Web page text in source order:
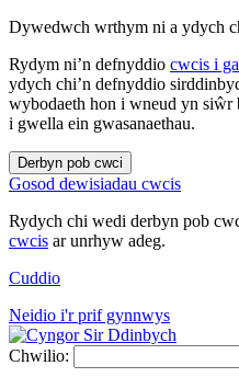
Dywedwch wrthym ni a ydych
Rydym ni’n defnyddio cwcis i
ydych chi’n defnyddio
wybodaeth hon i wneud yn
i gwella ein gwasanaethau.
Derbyn pob cwci
Gosod dewisiadau cwcis
Rydych chi wedi derbyn pob
cwcis ar unrhyw adeg.
Cuddio
Neidio i'r prif gynnwys
Chwilio: